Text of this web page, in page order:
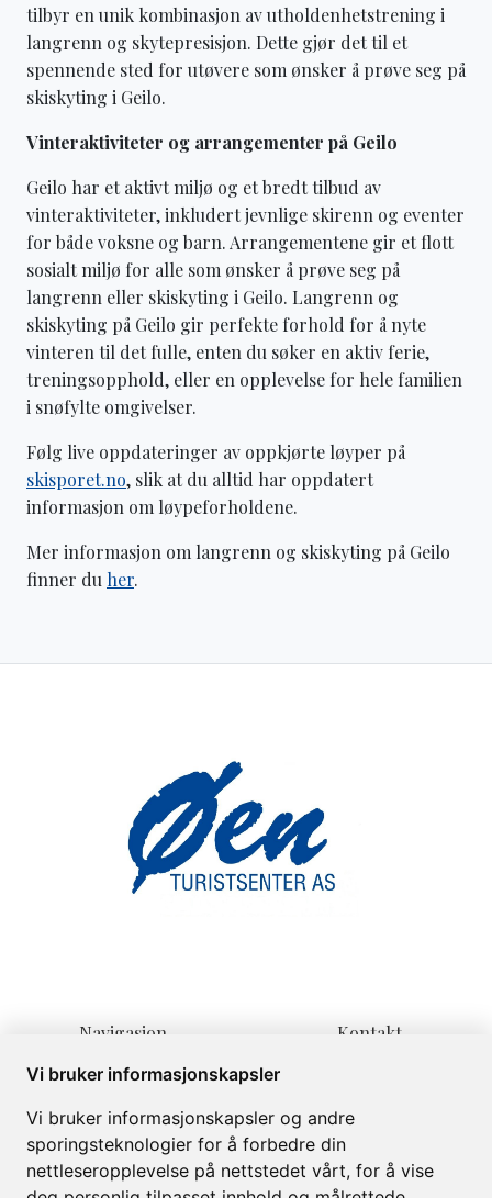
Vi bruker informasjonskapsler
Vi bruker informasjonskapsler og andre
sporingsteknologier for å forbedre din
nettleseropplevelse på nettstedet vårt, for å vise
tilbyr en unik kombinasjon av utholdenhetstrening i
langrenn og skytepresisjon. Dette gjør det til et
spennende sted for utøvere som ønsker å prøve seg på
skiskyting i Geilo.
Vinteraktiviteter og arrangementer på Geilo
Geilo har et aktivt miljø og et bredt tilbud av
vinteraktiviteter, inkludert jevnlige skirenn og eventer
for både voksne og barn. Arrangementene gir et flott
sosialt miljø for alle som ønsker å prøve seg på
langrenn eller skiskyting i Geilo. Langrenn og
skiskyting på Geilo gir perfekte forhold for å nyte
vinteren til det fulle, enten du søker en aktiv ferie,
treningsopphold, eller en opplevelse for hele familien
i snøfylte omgivelser.
Følg live oppdateringer av oppkjørte løyper på
skisporet.no, slik at du alltid har oppdatert
informasjon om løypeforholdene.
Mer informasjon om langrenn og skiskyting på Geilo
finner du her.
Navigasjon
Hjem
Informasjon
Om
Galleri
Kontakt
post@oenturist.no
+47 32 08 70 60